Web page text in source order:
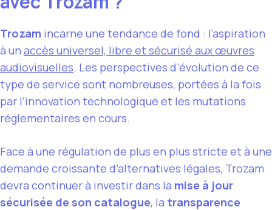
Trozam incarne une tendance de fond : l’aspiration
à un accès universel, libre et sécurisé aux œuvres
audiovisuelles. Les perspectives d’évolution de ce
type de service sont nombreuses, portées à la fois
par l’innovation technologique et les mutations
réglementaires en cours.
Face à une régulation de plus en plus stricte et à une
demande croissante d’alternatives légales, Trozam
devra continuer à investir dans la mise à jour
sécurisée de son catalogue, la transparence